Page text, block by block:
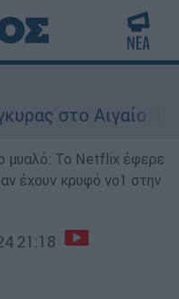
Αιγαίο:
μυαλό: Το Netflix έφερε
έχουν κρυφό νο1 στην
21:18